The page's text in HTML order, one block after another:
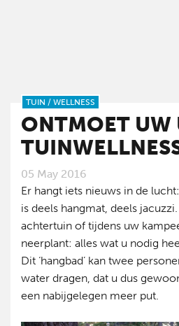
TUIN / WELLNESS
ONTMOET UW
05 May 2016
Er hangt iets nieuws in de
is deels hangmat, deels
achtertuin of tijdens uw
neerplant: alles wat u nodig
Dit ‘hangbad’ kan twee
water dragen, dat u dus
een nabijgelegen meer put.